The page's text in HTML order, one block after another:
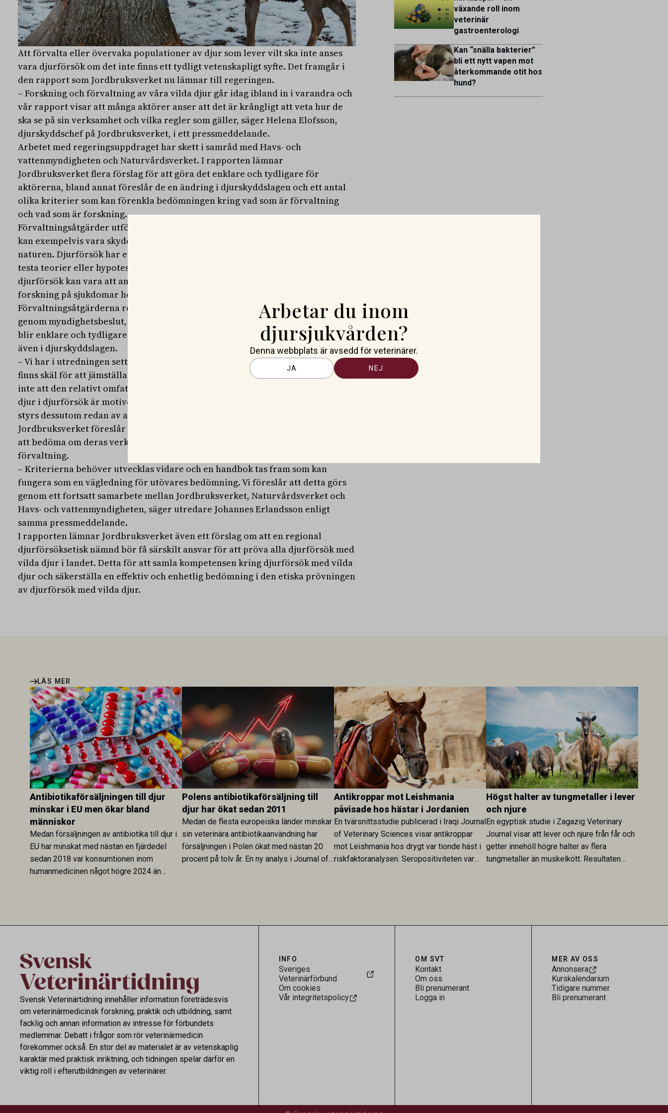
Att förvalta eller övervaka populationer av djur som lever vilt ska inte anses
vara djurförsök om det inte finns ett tydligt vetenskapligt syfte. Det framgår i
den rapport som Jordbruksverket nu lämnar till regeringen.
– Forskning och förvaltning av våra vilda djur går idag ibland in i varandra och
vår rapport visar att många aktörer anser att det är krångligt att veta hur de
ska se på sin verksamhet och vilka regler som gäller, säger Helena Elofsson,
djurskyddschef på Jordbruksverket, i ett pressmeddelande.
Arbetet med regeringsuppdraget har skett i samråd med Havs- och
vattenmyndigheten och Naturvårdsverket. I rapporten lämnar
Jordbruksverket flera förslag för att göra det enklare och tydligare för
aktörerna, bland annat föreslår de en ändring i djurskyddslagen och ett antal
olika kriterier som kan förenkla bedömningen kring vad som är förvaltning
och vad som är forskning.
Förvaltningsåtgärder utförs för att förvalta eller övervaka djurbestånd. Det
kan exempelvis vara skyddsjakt, provfisken eller andra inventeringar av djur i
naturen. Djurförsök har ett tydligt vetenskapligt syfte och genomförs för att
testa teorier eller hypoteser, eller för att ta fram nya teorier. Exempel på
djurförsök kan vara att analysera hur olika miljögifter påverkar vilda djur eller
forskning på sjukdomar hos vilda djur.
Förvaltningsåtgärderna regleras redan i annan lagstiftning och styrs ofta redan
genom myndighetsbeslut, skriver Jordbruksverket med tillägget att det både
blir enklare och tydligare för de som utför förvaltning om de inte regleras
även i djurskyddslagen.
– Vi har i utredningen sett på djurskyddsaspekterna men inte funnit att det
finns skäl för att jämställa förvaltningsåtgärder med djurförsök. Vi bedömer
inte att den relativt omfattande djurskyddslagstiftning som finns för att skydda
djur i djurförsök är motiverad vid förvaltningsåtgärder, och denna hantering
styrs dessutom redan av andra myndighetsbeslut, säger Helena Elofsson.
Jordbruksverket föreslår bedömningskriterier som utövare kan använda för
att bedöma om deras verksamheter med vilda djur är djurförsök eller
förvaltning.
– Kriterierna behöver utvecklas vidare och en handbok tas fram som kan
fungera som en vägledning för utövares bedömning. Vi föreslår att detta görs
genom ett fortsatt samarbete mellan Jordbruksverket, Naturvårdsverket och
Havs- och vattenmyndigheten, säger utredare Johannes Erlandsson enligt
samma pressmeddelande.
I rapporten lämnar Jordbruksverket även ett förslag om att en regional
djurförsöksetisk nämnd bör få särskilt ansvar för att pröva alla djurförsök med
vilda djur i landet. Detta för att samla kompetensen kring djurförsök med vilda
djur och säkerställa en effektiv och enhetlig bedömning i den etiska prövningen
av djurförsök med vilda djur.
växande roll inom
veterinär
gastroenterologi
Kan “snälla bakterier”
bli ett nytt vapen mot
återkommande otit hos
hund?
LÄS MER
Antibiotikaförsäljningen till djur
minskar i EU men ökar bland
människor
Medan försäljningen av antibiotika till djur i
EU har minskat med nästan en fjärdedel
sedan 2018 var konsumtionen inom
humanmedicinen något högre 2024 än
Polens antibiotikaförsäljning till
djur har ökat sedan 2011
Medan de flesta europeiska länder minskar
sin veterinära antibiotikaanvändning har
försäljningen i Polen ökat med nästan 20
procent på tolv år. En ny analys i Journal of
Antikroppar mot Leishmania
påvisade hos hästar i Jordanien
En tvärsnittsstudie publicerad i Iraqi Journal
of Veterinary Sciences visar antikroppar
mot Leishmania hos drygt var tionde häst i
riskfaktoranalysen. Seropositiviteten var
Högst halter av tungmetaller i lever
och njure
En egyptisk studie i Zagazig Veterinary
Journal visar att lever och njure från får och
getter innehöll högre halter av flera
tungmetaller än muskelkött. Resultaten
Svensk Veterinärtidning innehåller information företrädesvis
om veterinärmedicinsk forskning, praktik och utbildning, samt
facklig och annan information av intresse för förbundets
medlemmar. Debatt i frågor som rör veterinärmedicin
förekommer också. En stor del av materialet är av vetenskaplig
karaktär med praktisk inriktning, och tidningen spelar därför en
viktig roll i efterutbildningen av veterinärer.
INFO
Sveriges
Veterinärförbund
Om cookies
Vår integritetspolicy
OM SVT
Kontakt
Om oss
Bli prenumerant
Logga in
MER AV OSS
Annonsera
Kurskalendarium
Tidigare nummer
Bli prenumerant
Arbetar du inom
djursjukvården?
Denna webbplats är avsedd för veterinärer.
JA NEJ